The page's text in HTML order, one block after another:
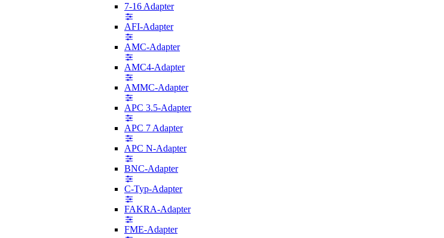
7-16 Adapter
AFI-Adapter
AMC-Adapter
AMC4-Adapter
AMMC-Adapter
APC 3.5-Adapter
APC 7 Adapter
APC N-Adapter
BNC-Adapter
C-Typ-Adapter
FAKRA-Adapter
FME-Adapter